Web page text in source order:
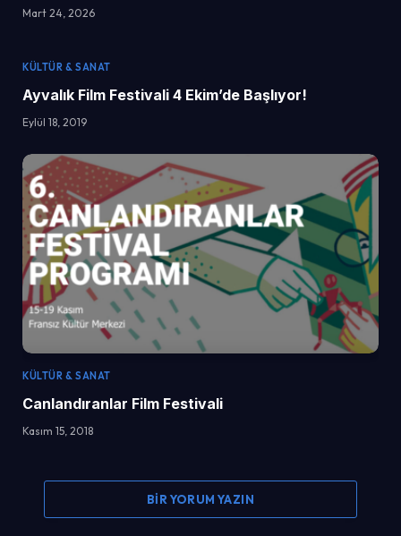
Mart 24, 2026
KÜLTÜR & SANAT
Ayvalık Film Festivali 4 Ekim’de Başlıyor!
Eylül 18, 2019
KÜLTÜR & SANAT
Canlandıranlar Film Festivali
Kasım 15, 2018
BIR YORUM YAZIN